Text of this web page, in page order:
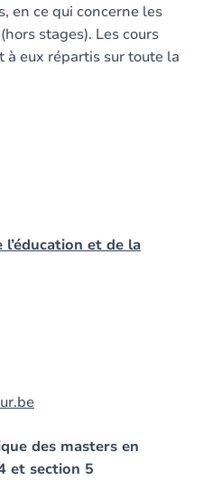
en ce qui concerne les
stages). Les cours
eux répartis sur toute la
l’éducation et de la
des masters en
et section 5